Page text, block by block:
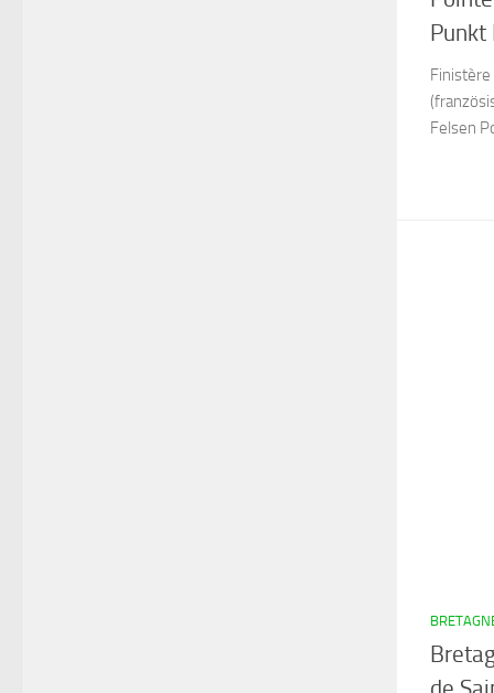
Punkt
Finistère
Felsen